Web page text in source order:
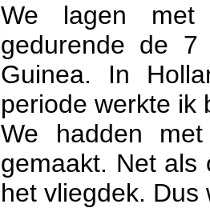
We lagen met
gedurende de 7
Guinea. In
periode werkte ik
We hadden
gemaakt. Net als
het vliegdek.